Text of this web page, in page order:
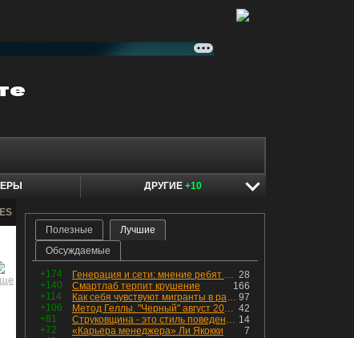
ДРУГИЕ +10
Полезные
Лучшие
Обсуждаемые
+174 28
Генерация и сети: мнение ребят из индустрии
+140
166
Смартлаб терпит крушение
+114
97
Как себя чувствуют мигранты в раю, в который они так стремились
+106
42
Метод Геллы. "Черный" август 2026 - быть или не быть?
+81
14
Струковщина - это стиль поведения, известный всем в секторе золотодобычи.
+72
7
«Карьера менеджера» Ли Якокки